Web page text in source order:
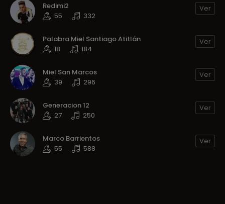
Redimi2
55
332
Ver
Palabra Miel Santiago Atitlán
18
184
Ver
Miel San Marcos
39
296
Ver
Generacion 12
27
250
Ver
Marco Barrientos
55
588
Ver